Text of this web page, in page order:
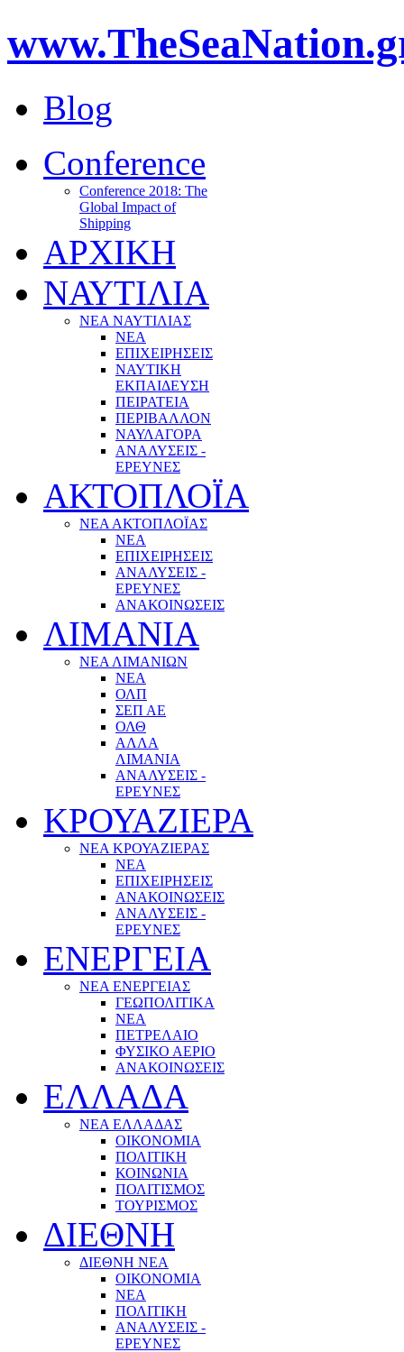
Blog
Conference
Conference 2018: The
Global Impact of
Shipping
ΑΡΧΙΚΗ
ΝΑΥΤΙΛΙΑ
ΝΕΑ ΝΑΥΤΙΛΙΑΣ
ΝΕΑ
ΕΠΙΧΕΙΡΗΣΕΙΣ
ΝΑΥΤΙΚΗ
ΕΚΠΑΙΔΕΥΣΗ
ΠΕΙΡΑΤΕΙΑ
ΠΕΡΙΒΑΛΛΟΝ
ΝΑΥΛΑΓΟΡΑ
ΑΝΑΛΥΣΕΙΣ -
ΕΡΕΥΝΕΣ
ΑΚΤΟΠΛΟΪΑ
ΝΕΑ ΑΚΤΟΠΛΟΪΑΣ
ΝΕΑ
ΕΠΙΧΕΙΡΗΣΕΙΣ
ΑΝΑΛΥΣΕΙΣ -
ΕΡΕΥΝΕΣ
ΑΝΑΚΟΙΝΩΣΕΙΣ
ΛΙΜΑΝΙΑ
ΝΕΑ ΛΙΜΑΝΙΩΝ
ΝΕΑ
ΟΛΠ
ΣΕΠ ΑΕ
ΟΛΘ
ΑΛΛΑ
ΛΙΜΑΝΙΑ
ΑΝΑΛΥΣΕΙΣ -
ΕΡΕΥΝΕΣ
ΚΡΟΥΑΖΙΕΡΑ
ΝΕΑ ΚΡΟΥΑΖΙΕΡΑΣ
NEA
ΕΠΙΧΕΙΡΗΣΕΙΣ
ΑΝΑΚΟΙΝΩΣΕΙΣ
ΑΝΑΛΥΣΕΙΣ -
ΕΡΕΥΝΕΣ
ΕΝΕΡΓΕΙΑ
ΝΕΑ ΕΝΕΡΓΕΙΑΣ
ΓΕΩΠΟΛΙΤΙΚΑ
ΝΕΑ
ΠΕΤΡΕΛΑΙΟ
ΦΥΣΙΚΟ ΑΕΡΙΟ
ΑΝΑΚΟΙΝΩΣΕΙΣ
ΕΛΛΑΔΑ
ΝΕΑ ΕΛΛΑΔΑΣ
ΟΙΚΟΝΟΜΙΑ
ΠΟΛΙΤΙΚΗ
ΚΟΙΝΩΝΙΑ
ΠΟΛΙΤΙΣΜΟΣ
ΤΟΥΡΙΣΜΟΣ
ΔΙΕΘΝΗ
ΔΙΕΘΝΗ ΝΕΑ
ΟΙΚΟΝΟΜΙΑ
ΝΕΑ
ΠΟΛΙΤΙΚΗ
ΑΝΑΛΥΣΕΙΣ -
ΕΡΕΥΝΕΣ